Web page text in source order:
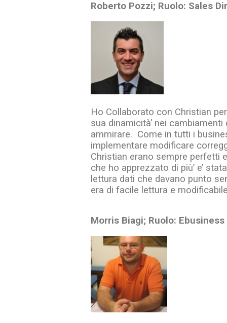
Roberto Pozzi; Ruolo: Sales
Ho Collaborato con Christian
sua dinamicità’ nei
ammirare. Come in tutti i
implementare modificare
Christian erano sempre perfetti
che ho apprezzato di più’ e’
lettura dati che davano punto
era di facile lettura e
Morris Biagi; Ruolo: